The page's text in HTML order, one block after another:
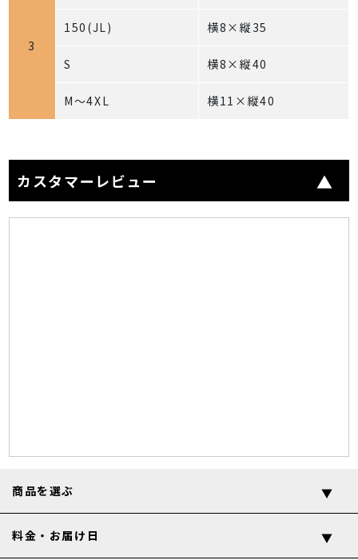
3
150(JL) 横8×縦35
S 横8×縦40
M～4XL 横11×縦40
カスタマーレビュー
商品を選ぶ
料金・お届け日